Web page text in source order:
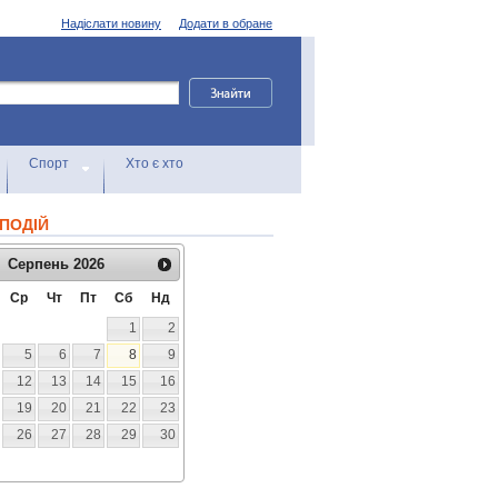
Додати в обране
Надіслати новину
Спорт Хто є хто
Серпень 2026
Ср Чт Пт Сб
Нд
1
2
5 6 7 8
9
12 13 14 15
16
19 20 21 22
23
26 27 28 29
30